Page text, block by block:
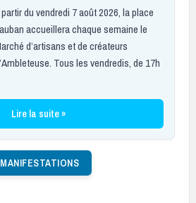
partir du vendredi 7 août 2026, la place
accueillera chaque semaine le
d’artisans et de créateurs
Tous les vendredis, de 17h
Lire la suite »